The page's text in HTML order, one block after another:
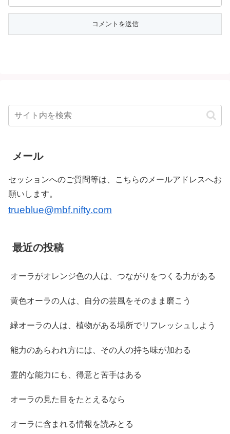
メール
セッションへのご質問等は、こちらのメールアドレスへお
願いします。
trueblue@mbf.nifty.com
最近の投稿
オーラがオレンジ色の人は、つながりをつくる力がある
黄色オーラの人は、自分の芸風をそのまま磨こう
緑オーラの人は、植物がある場所でリフレッシュしよう
能力のあらわれ方には、その人の持ち味が加わる
霊的な能力にも、得意と苦手はある
オーラの見た目をたとえるなら
オーラに含まれる情報を読みとる